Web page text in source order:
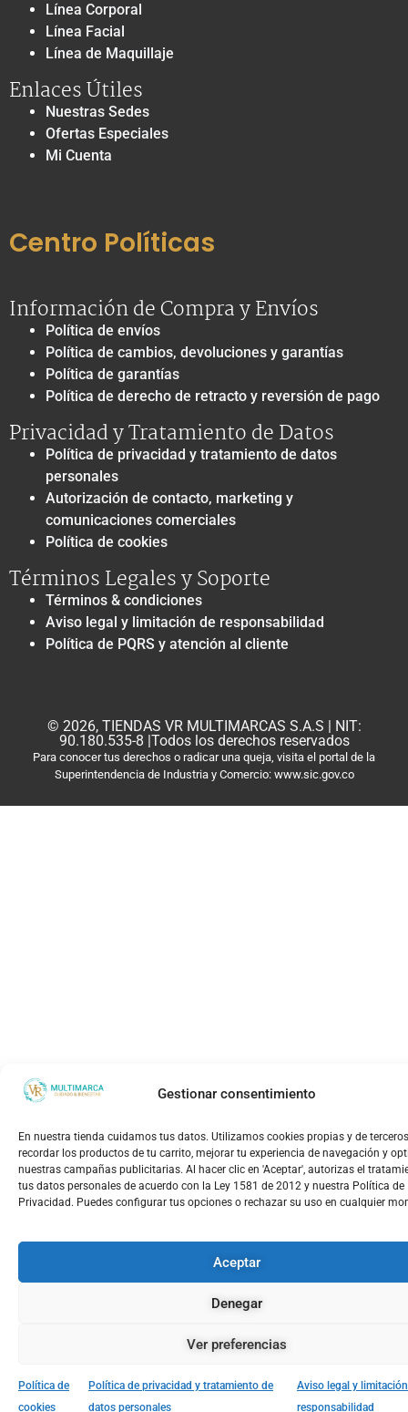
Gestionar consentimiento
En nuestra tienda cuidamos tus datos. Utilizamos cookies propias y de
recordar los productos de tu carrito, mejorar tu experiencia de navegación y
nuestras campañas publicitarias. Al hacer clic en 'Aceptar', autorizas el
tus datos personales de acuerdo con la Ley 1581 de 2012 y nuestra Política de
Privacidad. Puedes configurar tus opciones o rechazar su uso en cualquier
Aceptar
Denegar
Ver preferencias
Política de
cookies
Política de privacidad y tratamiento de
datos personales
Aviso legal y
responsabilidad
Línea Corporal
Línea Facial
Línea de Maquillaje
Enlaces Útiles
Nuestras Sedes
Ofertas Especiales
Mi Cuenta
Centro Políticas
Información de Compra y Envíos
Política de envíos
Política de cambios, devoluciones y garantías
Política de garantías
Política de derecho de retracto y reversión de pago
Privacidad y Tratamiento de Datos
Política de privacidad y tratamiento de datos
personales
Autorización de contacto, marketing y
comunicaciones comerciales
Política de cookies
Términos Legales y Soporte
Términos & condiciones
Aviso legal y limitación de responsabilidad
Política de PQRS y atención al cliente
© 2026, TIENDAS VR MULTIMARCAS S.A.S | NIT:
90.180.535-8 |Todos los derechos reservados
Para conocer tus derechos o radicar una queja, visita el portal de la
Superintendencia de Industria y Comercio: www.sic.gov.co